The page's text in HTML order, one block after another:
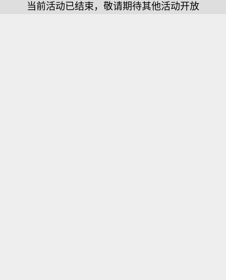
当前活动已结束，敬请期待其他活动开放